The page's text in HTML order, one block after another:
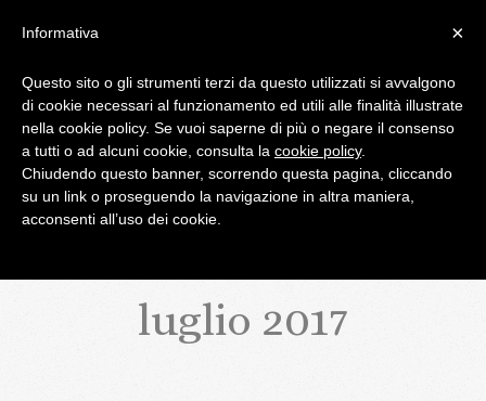
IL BLOG DI PALATIFINI.IT
MENU
luglio 2017
×
Informativa
Questo sito o gli strumenti terzi da questo utilizzati si avvalgono
di cookie necessari al funzionamento ed utili alle finalità illustrate
nella cookie policy. Se vuoi saperne di più o negare il consenso
a tutti o ad alcuni cookie, consulta la cookie policy.
Chiudendo questo banner, scorrendo questa pagina, cliccando
su un link o proseguendo la navigazione in altra maniera,
acconsenti all’uso dei cookie.